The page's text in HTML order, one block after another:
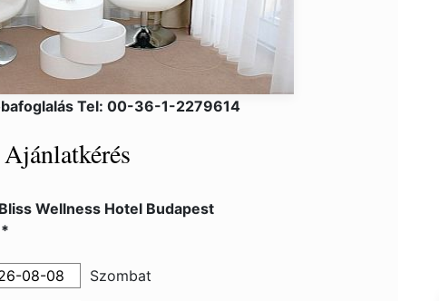
Tel: 00-36-1-2279614
Ajánlatkérés
Wellness Hotel Budapest
Szombat